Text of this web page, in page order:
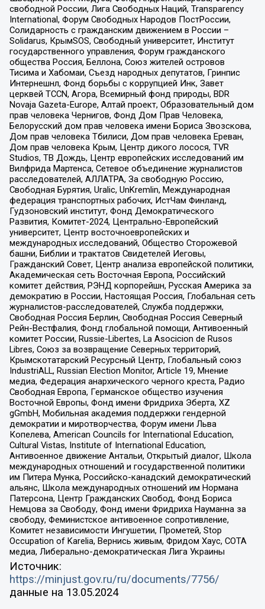
свободной России, Лига Свободных Наций, Transparеncy
International, Форум Свободных Народов ПостРоссии,
Солидарность с гражданским движением в России –
Solidarus, КрымSOS, Свободный университет, Институт
государственного управления, Форум гражданского
общества Россия, Беллона, Союз жителей островов
Тисима и Хабомаи, Съезд народных депутатов, Гринпис
Интернешнл, Фонд борьбы с коррупцией Инк, Завет
церквей TCCN, Агора, Всемирный фонд природы, BDR
Novaja Gazeta-Europe, Алтай проект, Образовательный дом
прав человека Чернигов, Фонд Дом Прав Человека,
Белорусский дом прав человека имени Бориса Звозскова,
Дом прав человека Тбилиси, Дом прав человека Ереван,
Дом прав человека Крым, Центр дикого лосося, TVR
Studios, ТВ Дождь, Центр европейских исследований им
Вилфрида Мартенса, Сетевое объединение журналистов
расследователей, АЛЛАТРА, За свободную Россию,
Свободная Бурятия, Uralic, UnKremlin, Международная
федерация транспортных рабочих, ИстЧам Финланд,
Гудзоновский институт, Фонд Демократического
Развития, Комитет-2024, Центрально-Европейский
университет, Центр восточноевропейских и
международных исследований, Общество Сторожевой
башни, Библии и трактатов Свидетелей Иеговы,
Гражданский Совет, Центр анализа европейской политики,
Академическая сеть Восточная Европа, Российский
комитет действия, РЭНД корпорейшн, Русская Америка за
демократию в России, Настоящая Россия, Глобальная сеть
журналистов-расследователей, Служба поддержки,
Свободная Россия Берлин, Свободная Россия Северный
Рейн-Вестфалия, Фонд глобальной помощи, Антивоенный
комитет России, Russie-Libertes, La Asocicion de Rusos
Libres, Союз за возвращение Северных территорий,
Крымскотатарский Ресурсный Центр, Глобальный союз
IndustriALL, Russian Election Monitor, Article 19, Мнение
медиа, Федерация анархического черного креста, Радио
Свободная Европа, Германское общество изучения
Восточной Европы, Фонд имени Фридриха Эберта, XZ
gGmbH, Мобильная академия поддержки гендерной
демократии и миротворчества, Форум имени Льва
Копелева, American Councils for International Education,
Cultural Vistas, Institute of International Education,
Антивоенное движение Антальи, Открытый диалог, Школа
международных отношений и государственной политики
им Питера Мунка, Российско-канадский демократический
альянс, Школа международных отношений им Нормана
Патерсона, Центр Гражданских Свобод, Фонд Бориса
Немцова за Свободу, Фонд имени Фридриха Науманна за
свободу, Феминистское антивоенное сопротивление,
Комитет независимости Ингушетии, Прометей, Stop
Occupation of Karelia, Вернись живым, Фридом Хаус, СОТА
медиа, Либерально-демократическая Лига Украины
Источник:
https://minjust.gov.ru/ru/documents/7756/
данные на 13.05.2024